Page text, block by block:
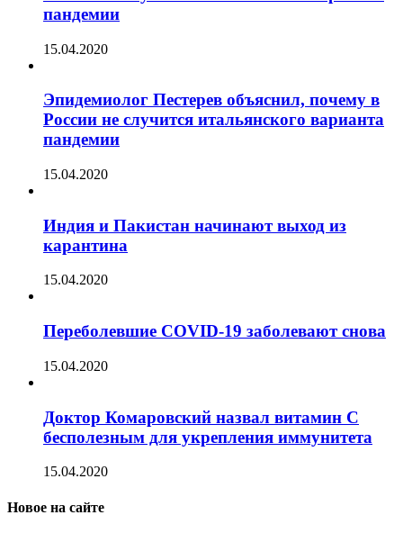
пандемии
15.04.2020
Эпидемиолог Пестерев объяснил, почему в
России не случится итальянского варианта
пандемии
15.04.2020
Индия и Пакистан начинают выход из
карантина
15.04.2020
Переболевшие COVID-19 заболевают снова
15.04.2020
Доктор Комаровский назвал витамин C
бесполезным для укрепления иммунитета
15.04.2020
Новое на сайте